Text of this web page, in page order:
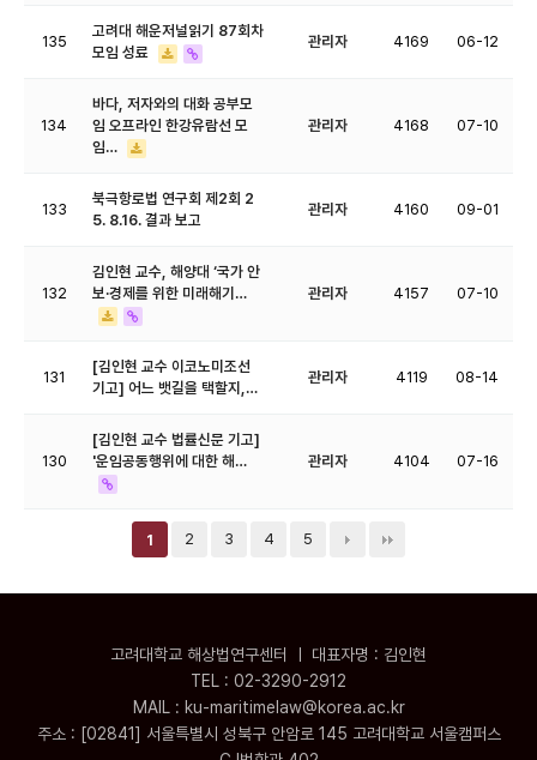
135
고려대 해운저널읽기 87회차
모임 성료
관리자 4169 06-12
134
바다, 저자와의 대화 공부모
임 오프라인 한강유람선 모
임…
관리자 4168 07-10
133
북극항로법 연구회 제2회 2
5. 8.16. 결과 보고
관리자 4160 09-01
132
김인현 교수, 해양대 ‘국가 안
보·경제를 위한 미래해기…
관리자 4157 07-10
131
[김인현 교수 이코노미조선
기고] 어느 뱃길을 택할지,…
관리자 4119 08-14
130
[김인현 교수 법률신문 기고]
'운임공동행위에 대한 해…
관리자 4104 07-16
1 2 3 4 5
고려대학교 해상법연구센터 ㅣ 대표자명 : 김인현
TEL : 02-3290-2912
MAIL : ku-maritimelaw@korea.ac.kr
주소 : [02841] 서울특별시 성북구 안암로 145 고려대학교 서울캠퍼스